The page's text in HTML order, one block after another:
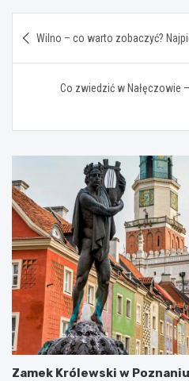
wpisu
Wilno – co warto zobaczyć?
Co zwiedzić w Nałęczowie
Zamek Królewski w